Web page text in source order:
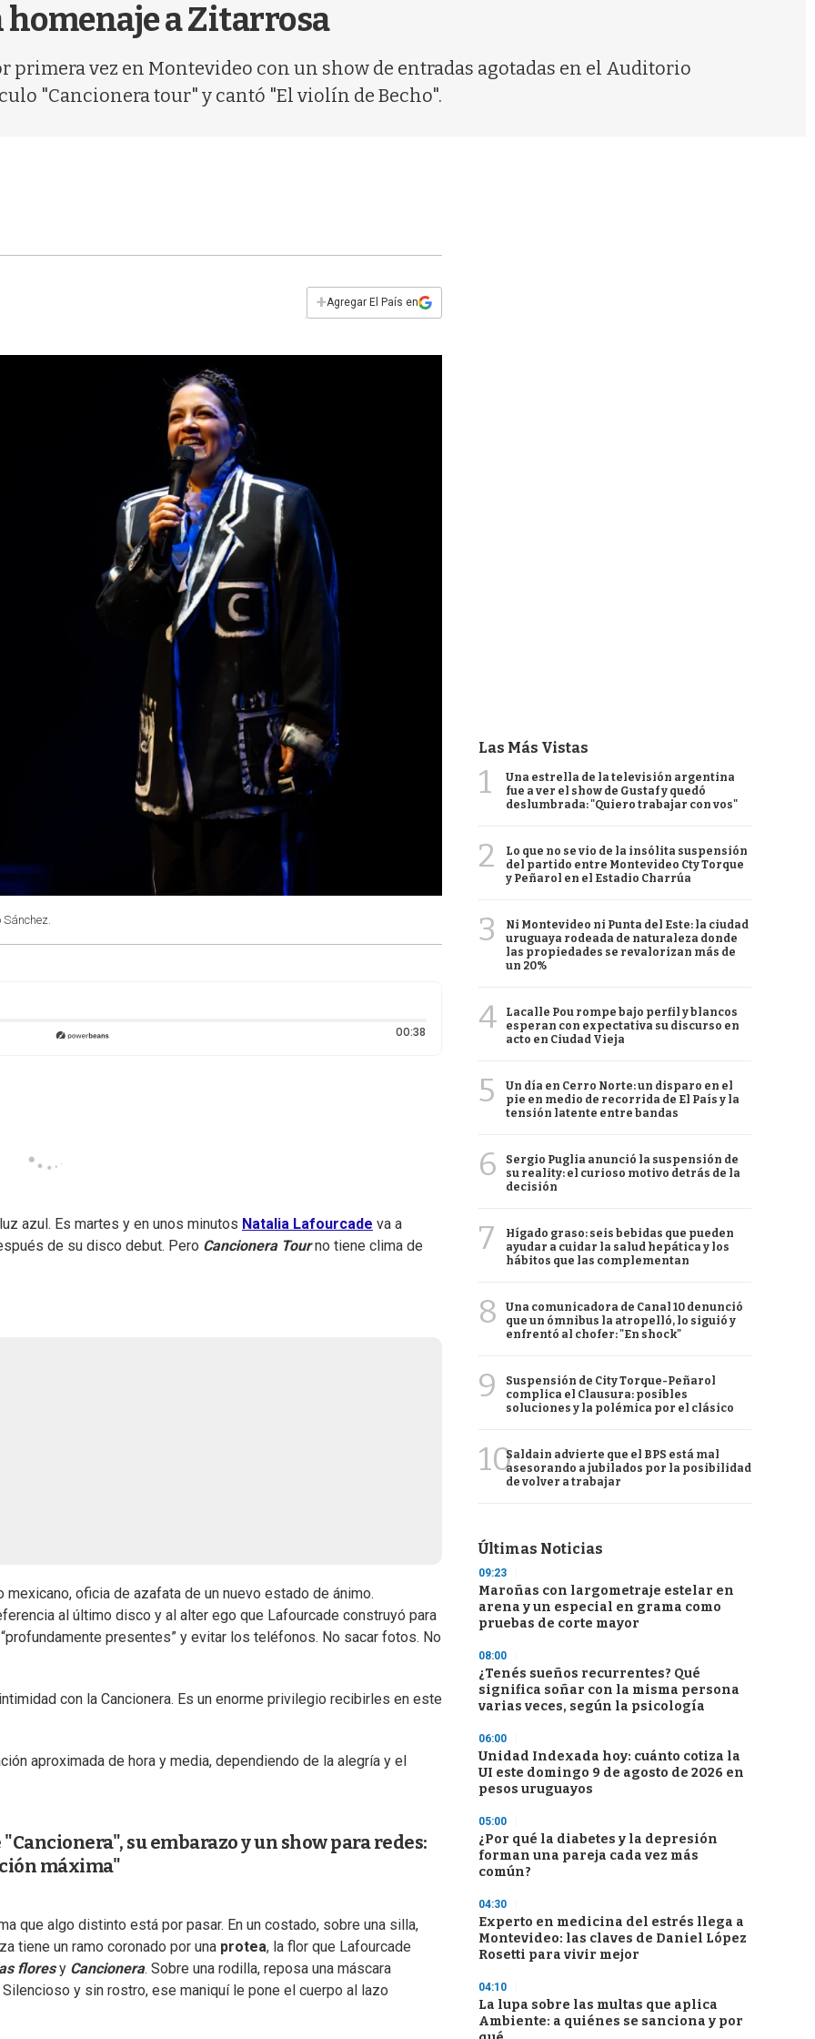
a Zitarrosa
primera vez en Montevideo con un show de entradas agotadas en el Auditorio
"Cancionera tour" y cantó "El violín de Becho".
+Agregar El País en
Sánchez.
00:38 Duración: 38 segundos
azul. Es martes y en unos minutos Natalia Lafourcade va a
de su disco debut. Pero Cancionera Tourno tiene clima de
oficia de azafata de un nuevo estado de ánimo.
al último disco y al alter ego que Lafourcade construyó para
presentes” y evitar los teléfonos. No sacar fotos. No
con la Cancionera. Es un enorme privilegio recibirles en este
aproximada de hora y media, dependiendo de la alegría y el
su embarazo y un show para redes:
máxima"
que algo distinto está por pasar. En un costado, sobre una silla,
tiene un ramo coronado por una protea, la flor que Lafourcade
floresy Cancionera. Sobre una rodilla, reposa una máscara
y sin rostro, ese maniquí le pone el cuerpo al lazo
Las Más Vistas
1
Una estrella de la televisión argentina
fue a ver el show de Gustaf y quedó
deslumbrada: "Quiero trabajar con vos"
2
Lo que no se vio de la insólita suspensión
del partido entre Montevideo Cty Torque
y Peñarol en el Estadio Charrúa
3
Ni Montevideo ni Punta del Este: la ciudad
uruguaya rodeada de naturaleza donde
las propiedades se revalorizan más de
un 20%
4
Lacalle Pou rompe bajo perfil y blancos
esperan con expectativa su discurso en
acto en Ciudad Vieja
5
Un día en Cerro Norte: un disparo en el
pie en medio de recorrida de El País y la
tensión latente entre bandas
6
Sergio Puglia anunció la suspensión de
su reality: el curioso motivo detrás de la
decisión
7
Hígado graso: seis bebidas que pueden
ayudar a cuidar la salud hepática y los
hábitos que las complementan
8
Una comunicadora de Canal 10 denunció
que un ómnibus la atropelló, lo siguió y
enfrentó al chofer: "En shock"
9
Suspensión de City Torque-Peñarol
complica el Clausura: posibles
soluciones y la polémica por el clásico
10Saldain advierte que el BPS está mal
asesorando a jubilados por la posibilidad
de volver a trabajar
Últimas Noticias
09:23
Maroñas con largometraje estelar en
arena y un especial en grama como
pruebas de corte mayor
08:00
¿Tenés sueños recurrentes? Qué
significa soñar con la misma persona
varias veces, según la psicología
06:00
Unidad Indexada hoy: cuánto cotiza la
UI este domingo 9 de agosto de 2026 en
pesos uruguayos
05:00
¿Por qué la diabetes y la depresión
forman una pareja cada vez más
común?
04:30
Experto en medicina del estrés llega a
Montevideo: las claves de Daniel López
Rosetti para vivir mejor
04:10
La lupa sobre las multas que aplica
Ambiente: a quiénes se sanciona y por